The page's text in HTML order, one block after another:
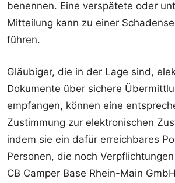
benennen. Eine verspätete oder
Mitteilung kann zu einer
führen.
Gläubiger, die in der Lage sind,
Dokumente über sichere
empfangen, können eine
Zustimmung zur elektronischen
indem sie ein dafür erreichbares
Personen, die noch
CB Camper Base Rhein-Main